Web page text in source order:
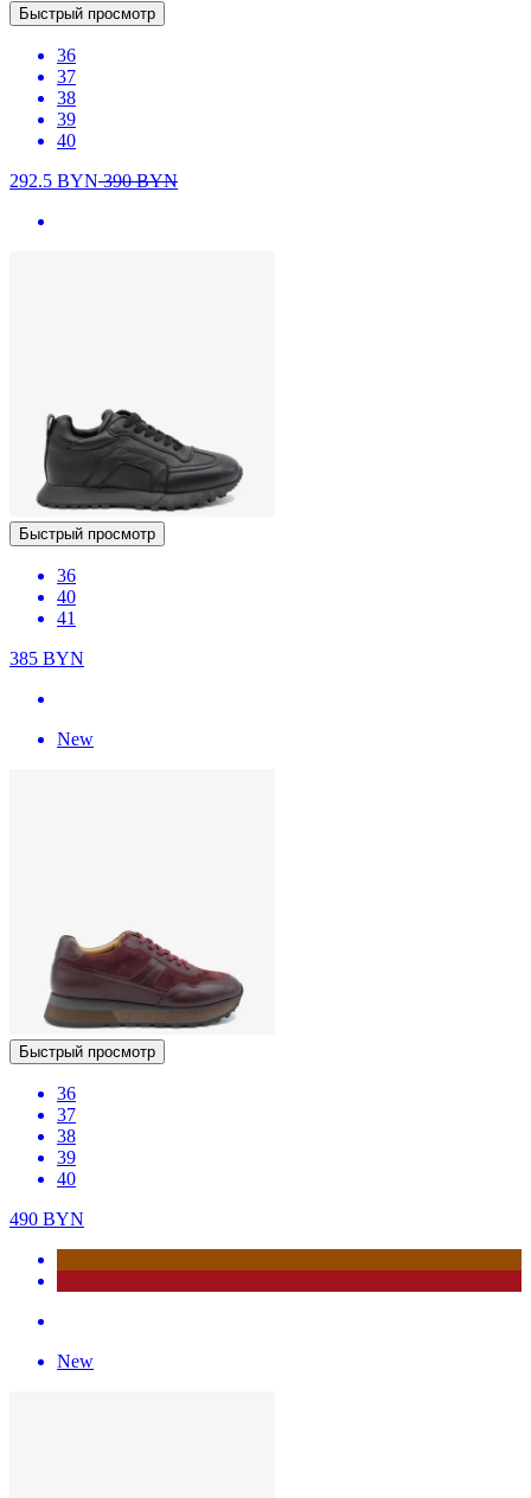
Быстрый просмотр
36
37
38
39
40
292.5 BYN390BYN
Быстрый просмотр
36
40
41
385 BYN
New
Быстрый просмотр
36
37
38
39
40
490 BYN
New